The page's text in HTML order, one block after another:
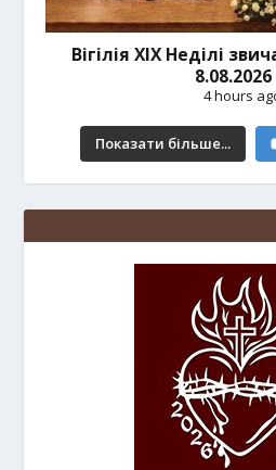
Вігілія ХІХ Неділі
8.08.2026
4 hours
Показати більше...